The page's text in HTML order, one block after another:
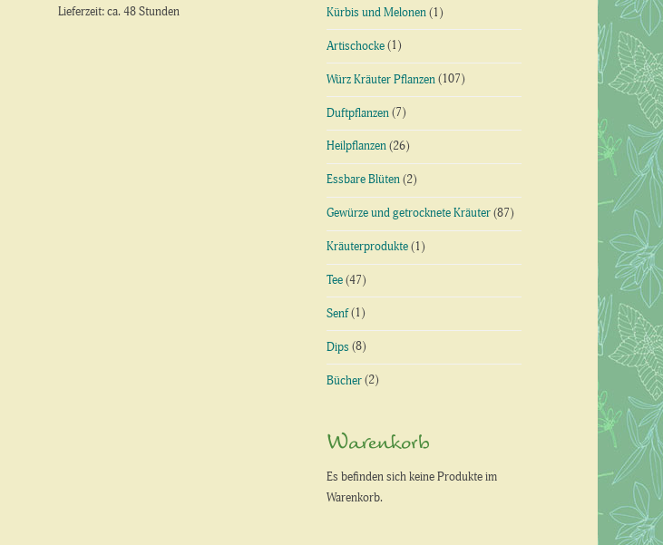
Lieferzeit: ca. 48 Stunden Kürbis und Melonen (1)
Artischocke (1)
Würz Kräuter Pflanzen (107)
Duftpflanzen (7)
Heilpflanzen (26)
Essbare Blüten (2)
Gewürze und getrocknete Kräuter (87)
Kräuterprodukte (1)
Tee (47)
Senf(1)
Dips (8)
Bücher (2)
Warenkorb
Es befinden sich keine Produkte im
Warenkorb.